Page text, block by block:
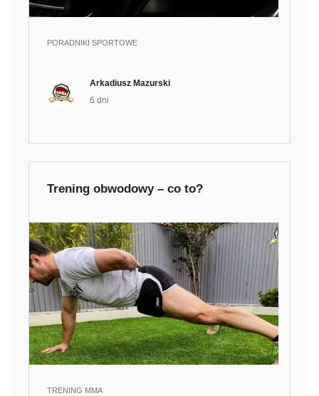
PORADNIKI SPORTOWE
Arkadiusz Mazurski
6 dni
Trening obwodowy – co to?
TRENING MMA